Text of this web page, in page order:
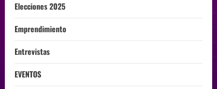
Elecciones 2025
Emprendimiento
Entrevistas
EVENTOS